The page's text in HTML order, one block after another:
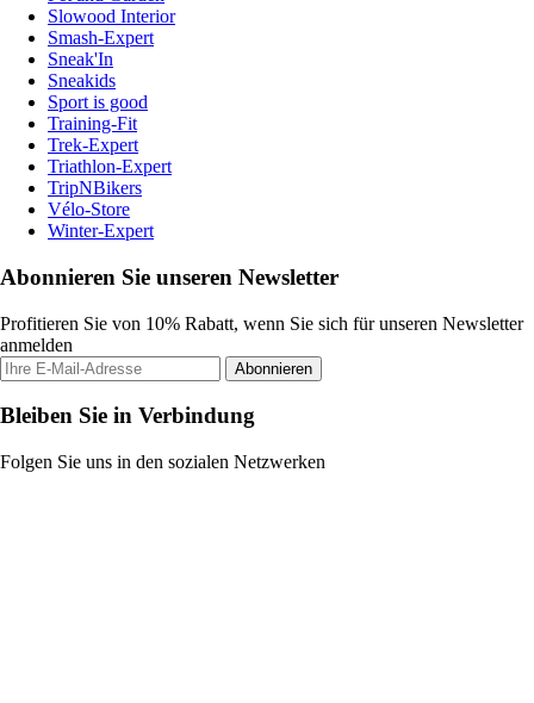
Slowood Interior
Smash-Expert
Sneak'In
Sneakids
Sport is good
Training-Fit
Trek-Expert
Triathlon-Expert
TripNBikers
Vélo-Store
Winter-Expert
Abonnieren Sie unseren Newsletter
Profitieren Sie von 10% Rabatt, wenn Sie sich für unseren Newsletter
anmelden
Abonnieren
Bleiben Sie in Verbindung
Folgen Sie uns in den sozialen Netzwerken